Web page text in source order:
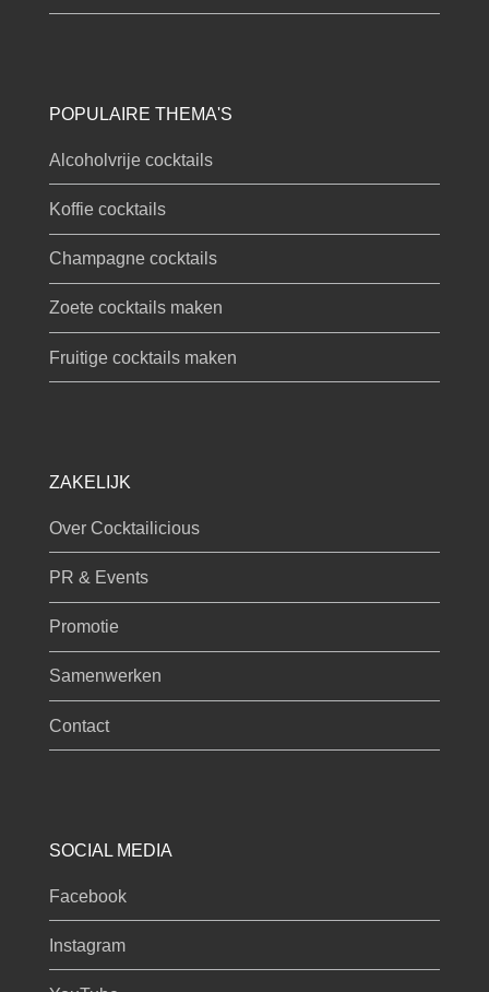
POPULAIRE THEMA'S
Alcoholvrije cocktails
Koffie cocktails
Champagne cocktails
Zoete cocktails maken
Fruitige cocktails maken
ZAKELIJK
Over Cocktailicious
PR & Events
Promotie
Samenwerken
Contact
SOCIAL MEDIA
Facebook
Instagram